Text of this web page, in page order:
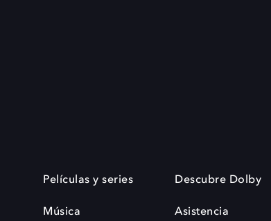
Películas y series
Música
Descubre Dolby
Asistencia